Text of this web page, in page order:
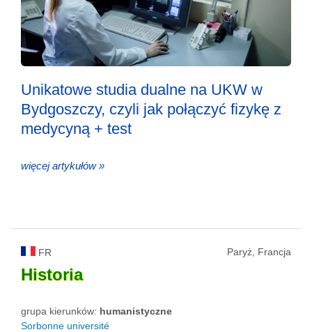
Unikatowe studia dualne na UKW w
Bydgoszczy, czyli jak połączyć fizykę z
medycyną + test
więcej artykułów »
FR Paryż, Francja
Historia
grupa kierunków: humanistyczne
Sorbonne université